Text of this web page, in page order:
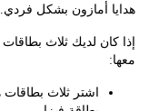
أمازون بشكل فردي.